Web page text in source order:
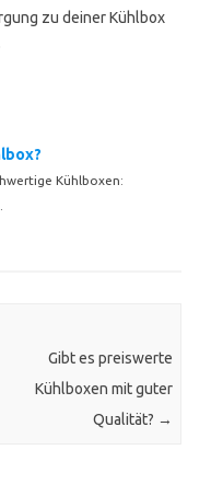
zu deiner Kühlbox
Kühlboxen:
Gibt es preiswerte
Kühlboxen mit guter
Qualität? →